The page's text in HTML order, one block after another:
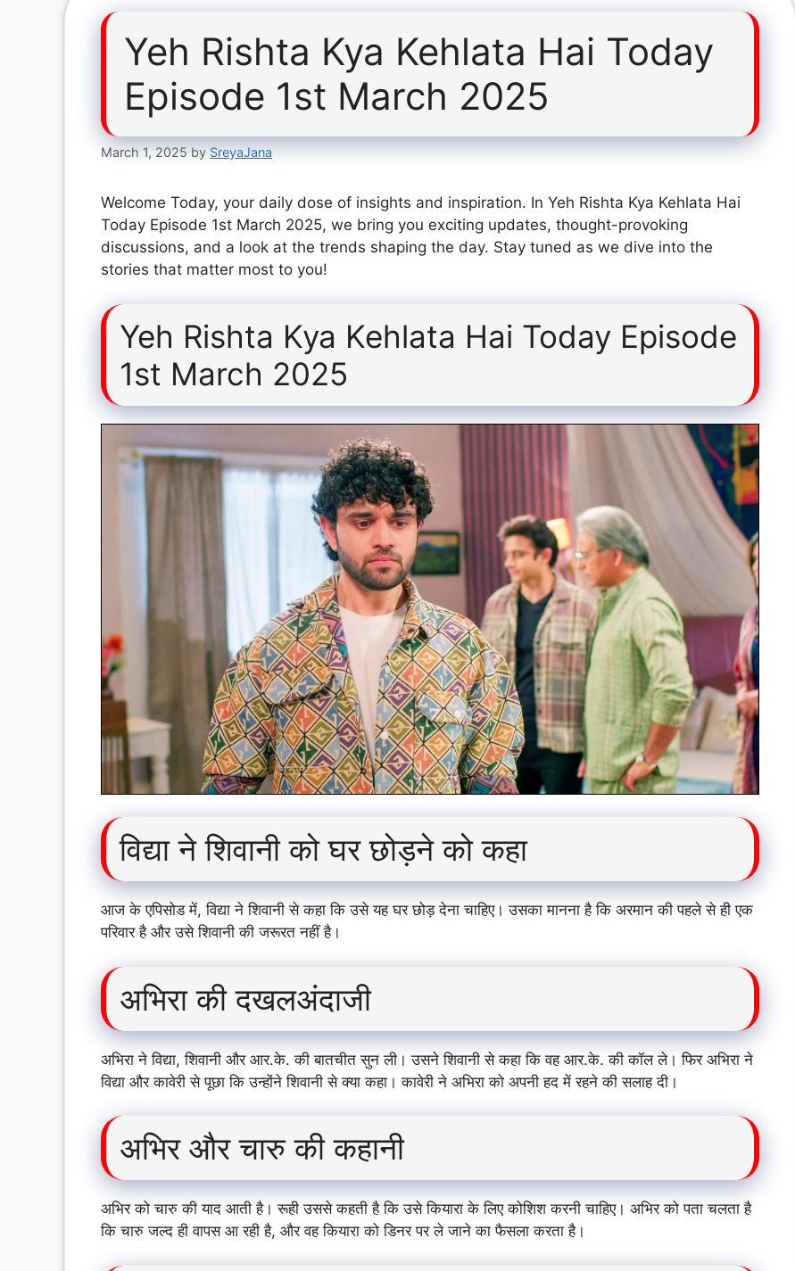
Yeh Rishta Kya Kehlata Hai Today
Episode 1st March 2025
March 1, 2025 by SreyaJana
Welcome Today, your daily dose of insights and inspiration. In Yeh Rishta Kya Kehlata Hai
Today Episode 1st March 2025, we bring you exciting updates, thought-provoking
discussions, and a look at the trends shaping the day. Stay tuned as we dive into the
stories that matter most to you!
Yeh Rishta Kya Kehlata Hai Today Episode
1st March 2025
विद्या ने शिवानी को घर छोड़ने को कहा
आज के एपिसोड में, विद्या ने शिवानी से कहा कि उसे यह घर छोड़ देना चाहिए। उसका मानना है कि अरमान की पहले से ही एक
परिवार है और उसे शिवानी की जरूरत नहीं है।
अभिरा की दखलअंदाजी
अभिरा ने विद्या, शिवानी और आर.के. की बातचीत सुन ली। उसने शिवानी से कहा कि वह आर.के. की कॉल ले। फिर अभिरा ने
विद्या और कावेरी से पूछा कि उन्होंने शिवानी से क्या कहा। कावेरी ने अभिरा को अपनी हद में रहने की सलाह दी।
अभिर और चारु की कहानी
अभिर को चारु की याद आती है। रूही उससे कहती है कि उसे कियारा के लिए कोशिश करनी चाहिए। अभिर को पता चलता है
कि चारु जल्द ही वापस आ रही है, और वह कियारा को डिनर पर ले जाने का फैसला करता है।